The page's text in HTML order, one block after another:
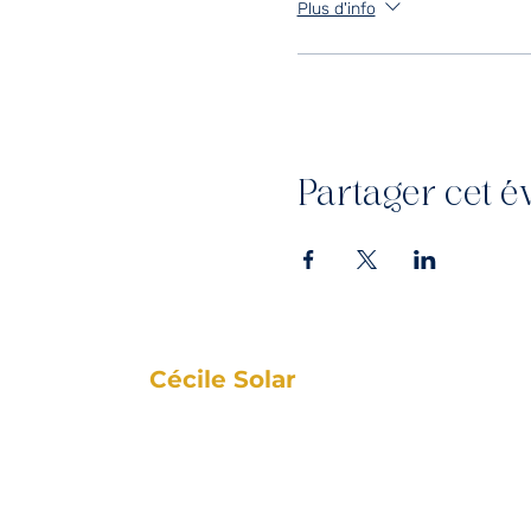
Plus d'info
Partager cet
Cécile Solar